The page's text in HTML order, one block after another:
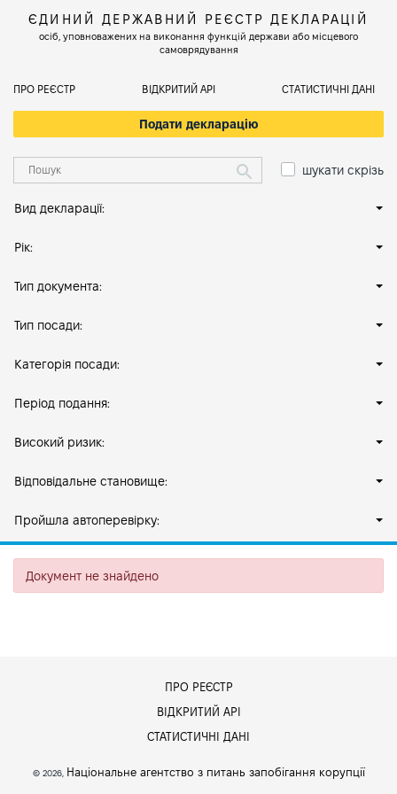
ЄДИНИЙ ДЕРЖАВНИЙ РЕЄСТР ДЕКЛАРАЦІЙ
осіб, уповноважених на виконання функцій держави або місцевого
самоврядування
ПРО РЕЄСТР ВІДКРИТИЙ АРІ СТАТИСТИЧНІ ДАНІ
Подати декларацію
шукати скрізь
Вид декларації:
Рік:
Тип документа:
Тип посади:
Категорія посади:
Період подання:
Високий ризик:
Відповідальне становище:
Пройшла автоперевірку:
Документ не знайдено
ПРО РЕЄСТР
ВІДКРИТИЙ АРІ
СТАТИСТИЧНІ ДАНІ
© 2026, Національне агентство з питань запобігання корупції